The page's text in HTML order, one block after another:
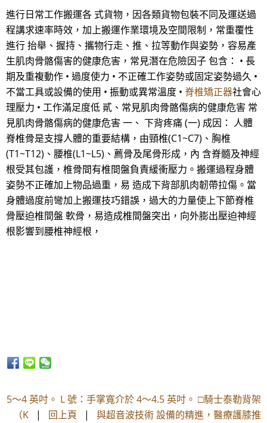
進行日常工作搬運各 式貨物，因各類貨物包裝不同及運送過
程講求速率時效，加上搬運作業環境及空間限制，常重覆性
進行 抬舉、握持、攜物行走、推、拉等動作與姿勢，容易產
生肌肉骨骼傷害的健康危害，常見潛在危險因子 包含： • 長
期及重複動作 • 過度使力 • 不正確工作姿勢或固定姿勢過久 •
不當工具或設備的使用 • 振動或異常溫度 • 脊椎矯正器社會心
理壓力 • 工作滿足度低 貳、常見肌肉骨骼傷病的健康危害 常
見肌肉骨骼傷病的健康危害 一、 下背疼痛 (一) 成因： 人體
脊椎骨是支撐人體的重要結構，由頸椎(C1~C7)、胸椎
(T1~T12)、腰椎(L1~L5)、薦骨及尾骨形成，內 含脊髓及神經
根受其包護，椎骨間有椎間盤負責緩衝壓力。搬運過程身體
姿勢不正確加上物品過重，易 造成下背部肌肉韌帶拉傷。當
身體過度前彎加上搬運技巧錯誤，過大的力量使上下節脊椎
骨壓迫椎間盤 軟骨，易造成椎間盤突出，向外膨出壓迫神經
根影響到腰椎神經根，
5～4 英吋。 L 號：手掌寬介於 4～4.5 英吋。 □騎士泰勒背架
（K | 回上頁 | 與超音波技術 設備的精進，醫療護膝推